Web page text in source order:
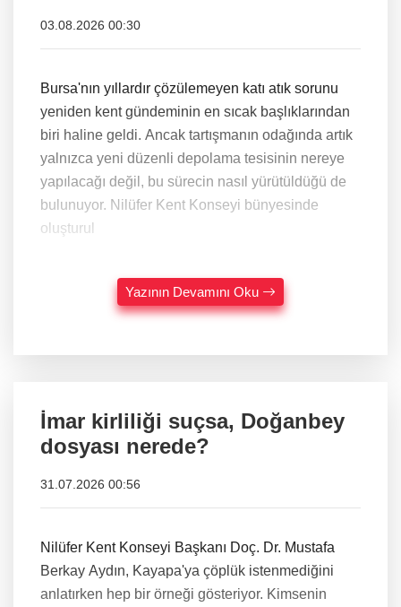
03.08.2026 00:30
Bursa'nın yıllardır çözülemeyen katı atık sorunu
yeniden kent gündeminin en sıcak başlıklarından
biri haline geldi. Ancak tartışmanın odağında artık
yalnızca yeni düzenli depolama tesisinin nereye
yapılacağı değil, bu sürecin nasıl yürütüldüğü de
bulunuyor. Nilüfer Kent Konseyi bünyesinde
oluşturul
Yazının Devamını Oku
İmar kirliliği suçsa, Doğanbey
dosyası nerede?
31.07.2026 00:56
Nilüfer Kent Konseyi Başkanı Doç. Dr. Mustafa
Berkay Aydın, Kayapa'ya çöplük istenmediğini
anlatırken hep bir örneği gösteriyor. Kimsenin